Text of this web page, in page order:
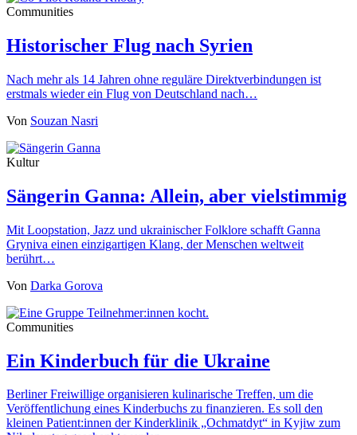
Communities
Historischer Flug nach Syrien
Nach mehr als 14 Jahren ohne reguläre Direktverbindungen ist
erstmals wieder ein Flug von Deutschland nach…
Von Souzan Nasri
Kultur
Sängerin Ganna: Allein, aber vielstimmig
Mit Loopstation, Jazz und ukrainischer Folklore schafft Ganna
Gryniva einen einzigartigen Klang, der Menschen weltweit
berührt…
Von Darka Gorova
Communities
Ein Kinderbuch für die Ukraine
Berliner Freiwillige organisieren kulinarische Treffen, um die
Veröffentlichung eines Kinderbuchs zu finanzieren. Es soll den
kleinen Patient:innen der Kinderklinik „Ochmatdyt“ in Kyjiw zum